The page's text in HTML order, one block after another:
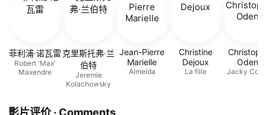
菲利浦·诺瓦雷
Robert 'Max'
Maxendre
克里斯托弗·兰
伯特
Jeremie
Kolachowsky
Jean-Pierre
Marielle
Almeida
Christine
Dejoux
La fille
Odent
Jacky
影片评价 · Comments